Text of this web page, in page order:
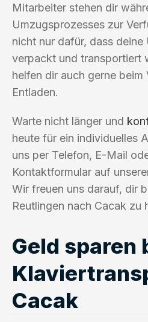
Mitarbeiter stehen dir
Umzugsprozesses zur
nicht nur dafür, dass
verpackt und transportiert
helfen dir auch gerne beim
Entladen.
Warte nicht länger und
heute für ein individuelles
uns per Telefon, E-Mail
Kontaktformular auf
Wir freuen uns darauf, dir
Reutlingen nach Cacak zu
Geld sparen
Cacak